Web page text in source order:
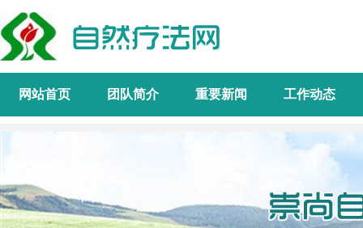
网站首页 团队简介 重要新闻 工作动态